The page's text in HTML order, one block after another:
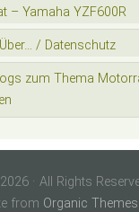
– Yamaha YZF600R
/ Datenschutz
zum Thema
· All Rights
from Organic Themes